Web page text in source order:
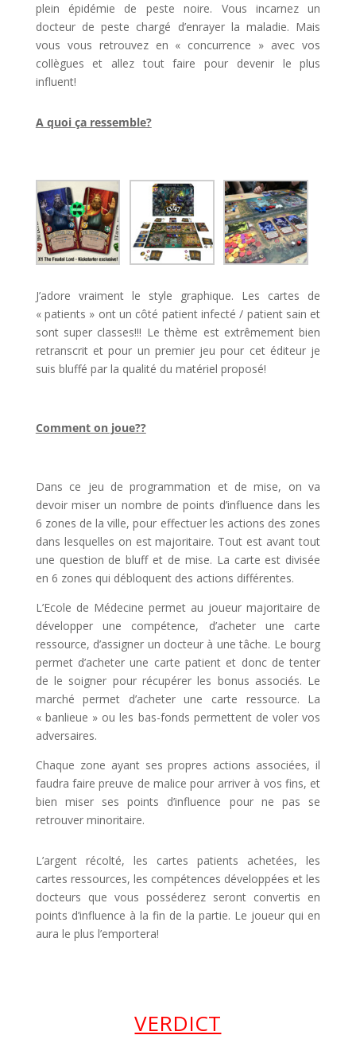
plein épidémie de peste noire. Vous incarnez un
docteur de peste chargé d’enrayer la maladie. Mais
vous vous retrouvez en « concurrence » avec vos
collègues et allez tout faire pour devenir le plus
influent!
A quoi ça ressemble?
J’adore vraiment le style graphique. Les cartes de
« patients » ont un côté patient infecté / patient sain et
sont super classes!!! Le thème est extrêmement bien
retranscrit et pour un premier jeu pour cet éditeur je
suis bluffé par la qualité du matériel proposé!
Comment on joue??
Dans ce jeu de programmation et de mise, on va
devoir miser un nombre de points d’influence dans les
6 zones de la ville, pour effectuer les actions des zones
dans lesquelles on est majoritaire. Tout est avant tout
une question de bluff et de mise. La carte est divisée
en 6 zones qui débloquent des actions différentes.
L’Ecole de Médecine permet au joueur majoritaire de
développer une compétence, d’acheter une carte
ressource, d’assigner un docteur à une tâche. Le bourg
permet d’acheter une carte patient et donc de tenter
de le soigner pour récupérer les bonus associés. Le
marché permet d’acheter une carte ressource. La
« banlieue » ou les bas-fonds permettent de voler vos
adversaires.
Chaque zone ayant ses propres actions associées, il
faudra faire preuve de malice pour arriver à vos fins, et
bien miser ses points d’influence pour ne pas se
retrouver minoritaire.
L’argent récolté, les cartes patients achetées, les
cartes ressources, les compétences développées et les
docteurs que vous posséderez seront convertis en
points d’influence à la fin de la partie. Le joueur qui en
aura le plus l’emportera!
VERDICT